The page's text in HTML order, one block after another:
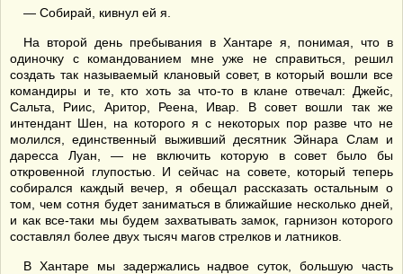
— Собирай, кивнул ей я.
На второй день пребывания в Хантаре я, понимая, что в
одиночку с командованием мне уже не справиться, решил
создать так называемый клановый совет, в который вошли все
командиры и те, кто хоть за что-то в клане отвечал: Джейс,
Сальта, Риис, Аритор, Реена, Ивар. В совет вошли так же
интендант Шен, на которого я с некоторых пор разве что не
молился, единственный выживший десятник Эйнара Слам и
даресса Луан, — не включить которую в совет было бы
откровенной глупостью. И сейчас на совете, который теперь
собирался каждый вечер, я обещал рассказать остальным о
том, чем сотня будет заниматься в ближайшие несколько дней,
и как все-таки мы будем захватывать замок, гарнизон которого
составлял более двух тысяч магов стрелков и латников.
В Хантаре мы задержались надвое суток, большую часть